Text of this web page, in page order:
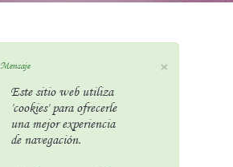
×
Mensaje
Este sitio web utiliza
'cookies' para ofrecerle
una mejor experiencia
de navegación.